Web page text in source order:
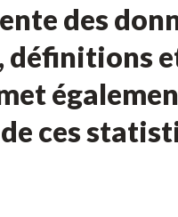
des
définitions
ces